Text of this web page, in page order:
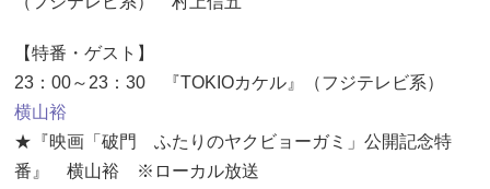
【特番・ゲスト】
23：00～23：30 『TOKIOカケル』（フジテレビ系）
横山裕
★『映画「破門 ふたりのヤクビョーガミ」公開記念特
番』 横山裕 ※ローカル放送